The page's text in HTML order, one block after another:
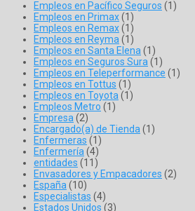
Empleos en Pacífico Seguros (1)
Empleos en Primax(1)
Empleos en Remax(1)
Empleos en Reyma(1)
Empleos en Santa Elena(1)
Empleos en Seguros Sura(1)
Empleos en Teleperformance (1)
Empleos en Tottus (1)
Empleos en Toyota(1)
Empleos Metro (1)
Empresa(2)
Encargado(a) de Tienda(1)
Enfermeras (1)
Enfermería(4)
entidades (11)
Envasadores y Empacadores (2)
España(10)
Especialistas (4)
Estados Unidos (3)